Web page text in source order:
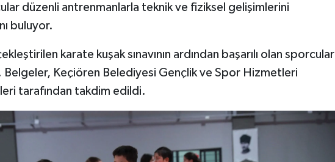
düzenli antrenmanlarla teknik ve fiziksel gelişimlerini
buluyor.
karate kuşak sınavının ardından başarılı olan sporcular
Belgeler, Keçiören Belediyesi Gençlik ve Spor Hizmetleri
tarafından takdim edildi.